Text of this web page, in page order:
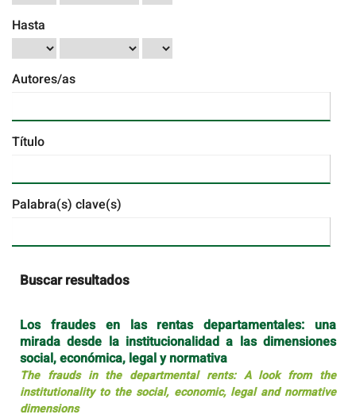
Hasta
Autores/as
Título
Palabra(s) clave(s)
Buscar resultados
Los fraudes en las rentas departamentales: una
mirada desde la institucionalidad a las dimensiones
social, económica, legal y normativa
The frauds in the departmental rents: A look from the
institutionality to the social, economic, legal and normative
dimensions